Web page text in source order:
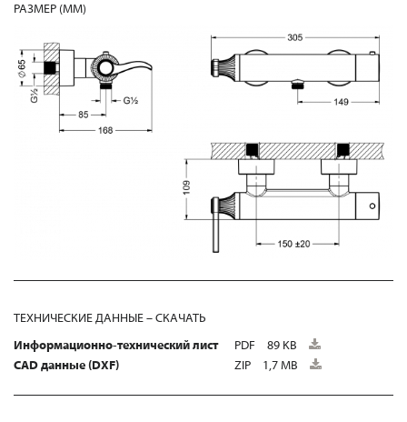
РАЗМЕР (MM)
ТЕХНИЧЕСКИЕ ДАННЫЕ – СКАЧАТЬ
Информационно-технический лист
PDF
89 KB
CAD данные (DXF)
ZIP 1,7 MB